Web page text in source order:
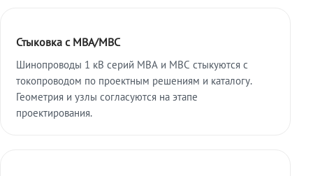
Стыковка с МВА/МВС
Шинопроводы 1 кВ серий МВА и МВС стыкуются с
токопроводом по проектным решениям и каталогу.
Геометрия и узлы согласуются на этапе
проектирования.